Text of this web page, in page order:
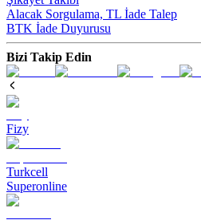
Alacak Sorgulama, TL İade Talep​
BTK İade Duyurusu
Bizi Takip Edin
Fizy
Turkcell
Superonline